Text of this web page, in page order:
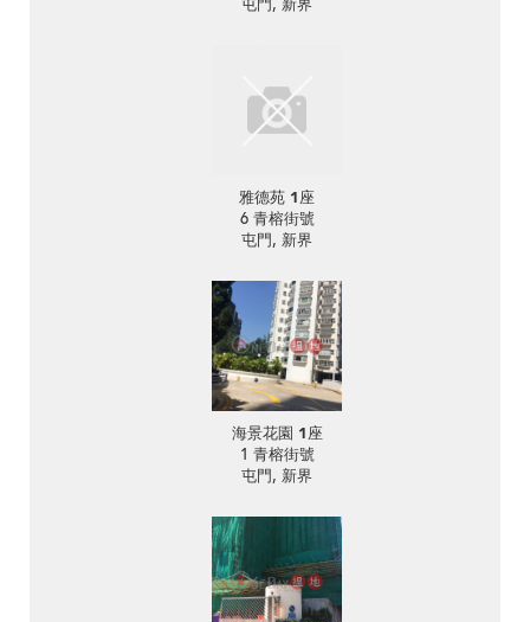
屯門, 新界
雅德苑 1座
6 青榕街號
屯門, 新界
海景花園 1座
1 青榕街號
屯門, 新界